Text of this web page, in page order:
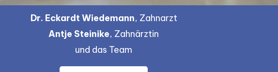
Dr. Eckardt Wiedemann, Zahnarzt
Antje Steinike, Zahnärztin
und das Team